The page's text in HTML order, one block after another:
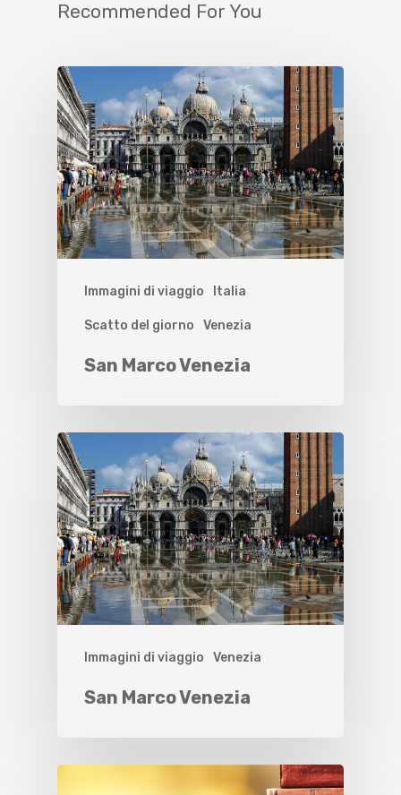
Recommended For You
Immagini di viaggio Italia
Scatto del giorno Venezia
San Marco Venezia
Immagini di viaggio Venezia
San Marco Venezia